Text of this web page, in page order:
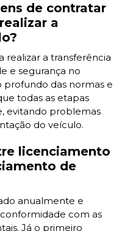
de contratar
a
realizar a transferência
e segurança no
profundo das normas e
todas as etapas
evitando problemas
do veículo.
licenciamento
de
anualmente e
com as
Já o primeiro